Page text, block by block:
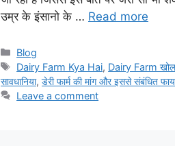
उम्र के इंसानो के … Read more
Categories
Blog
Tags
Dairy Farm Kya Hai, Dairy Farm
सावधानिया, डेरी फार्म की मांग और इससे संबंधित
Leave a comment